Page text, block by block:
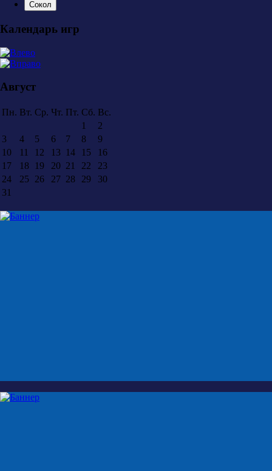
Сокол
Календарь игр
Август
Пн. Вт. Ср. Чт. Пт. Сб. Вс.
1
2
3
4 5 6 7 8
9
10
11 12 13 14 15
16
17
18 19 20 21 22
23
24
25 26 27 28 29
30
31